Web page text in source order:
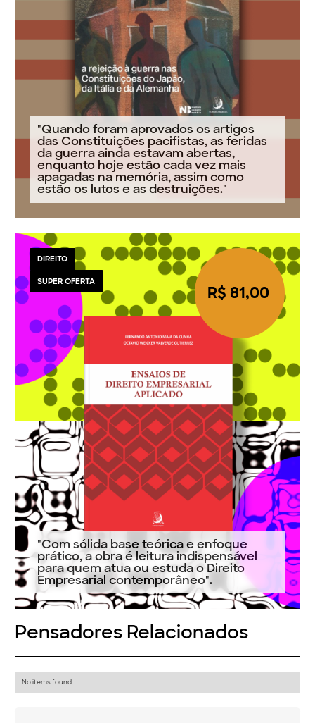
"Quando foram aprovados os artigos
das Constituições pacifistas, as feridas
da guerra ainda estavam abertas,
enquanto hoje estão cada vez mais
apagadas na memória, assim como
estão os lutos e as destruições."
DIREITO
SUPER OFERTA
R$ 81,00
"Com sólida base teórica e enfoque
prático, a obra é leitura indispensável
para quem atua ou estuda o Direito
Empresarial contemporâneo".
Pensadores Relacionados
No items found.